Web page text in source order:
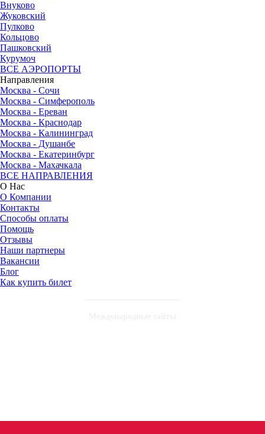
Внуково
Жуковский
Пулково
Кольцово
Пашковский
Курумоч
ВСЕ АЭРОПОРТЫ
Направления
Москва - Сочи
Москва - Симферополь
Москва - Ереван
Москва - Краснодар
Москва - Калининград
Москва - Душанбе
Москва - Екатеринбург
Москва - Махачкала
ВСЕ НАПРАВЛЕНИЯ
О Нас
О Компании
Контакты
Способы оплаты
Помощь
Отзывы
Наши партнеры
Вакансии
Блог
Как купить билет